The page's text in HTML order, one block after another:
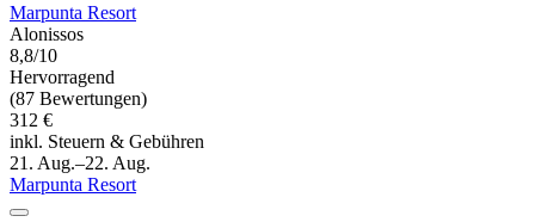
Marpunta Resort
Alonissos
8,8/10
Hervorragend
(87 Bewertungen)
312 €
inkl. Steuern & Gebühren
21. Aug.–22. Aug.
Marpunta Resort